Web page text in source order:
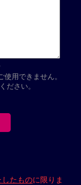
用できません。
ださい。
したものに限りま